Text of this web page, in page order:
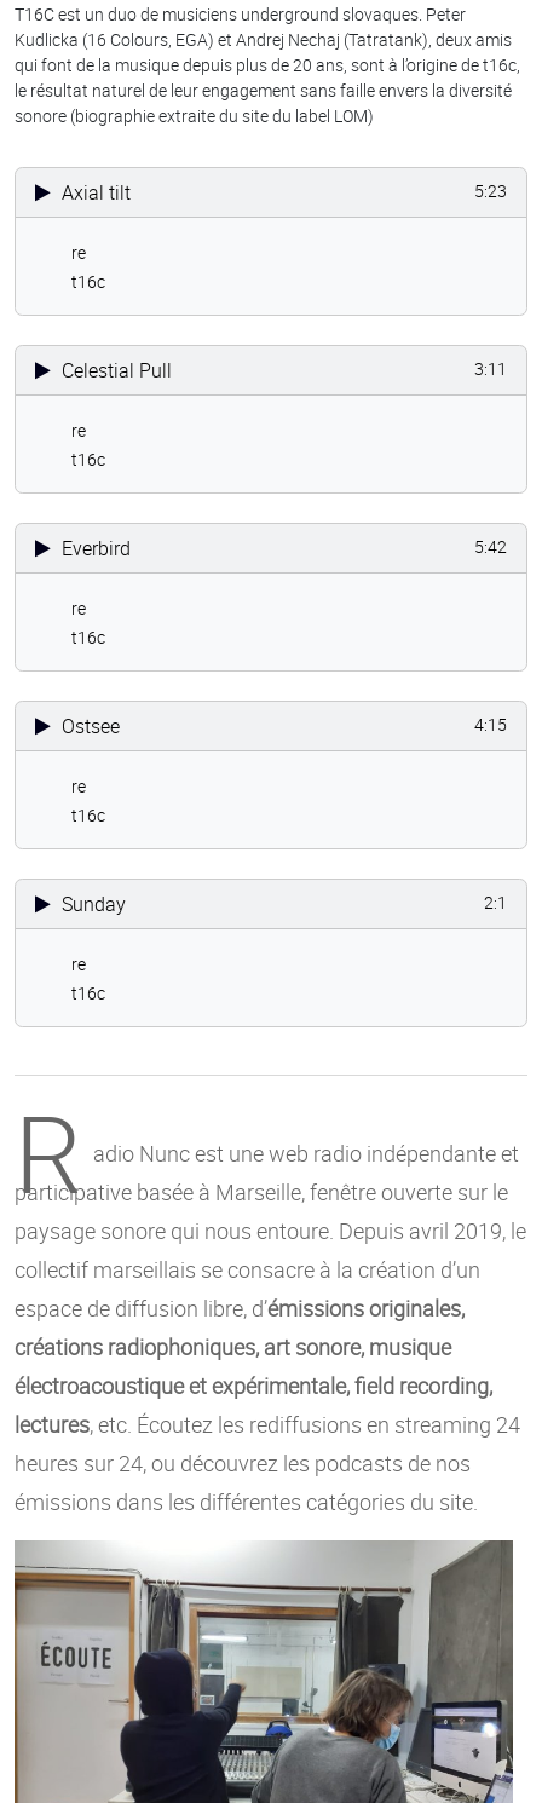
T16C est un duo de musiciens underground slovaques. Peter
Kudlicka (16 Colours, EGA) et Andrej Nechaj (Tatratank), deux amis
qui font de la musique depuis plus de 20 ans, sont à l’origine de t16c,
le résultat naturel de leur engagement sans faille envers la diversité
sonore (biographie extraite du site du label LOM)
Axial tilt 5:23
re
t16c
Celestial Pull 3:11
re
t16c
Everbird 5:42
re
t16c
Ostsee 4:15
re
t16c
Sunday 2:1
re
t16c
R adio Nunc est une web radio indépendante et
participative basée à Marseille, fenêtre ouverte sur le
paysage sonore qui nous entoure. Depuis avril 2019, le
collectif marseillais se consacre à la création d’un
espace de diffusion libre, d’émissions originales,
créations radiophoniques, art sonore, musique
électroacoustique et expérimentale, field recording,
lectures, etc. Écoutez les rediffusions en streaming 24
heures sur 24, ou découvrez les podcasts de nos
émissions dans les différentes catégories du site.